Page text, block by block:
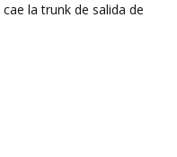
la trunk de salida de